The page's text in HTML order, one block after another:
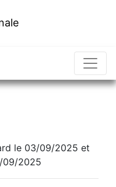
le 03/09/2025 et
09/2025